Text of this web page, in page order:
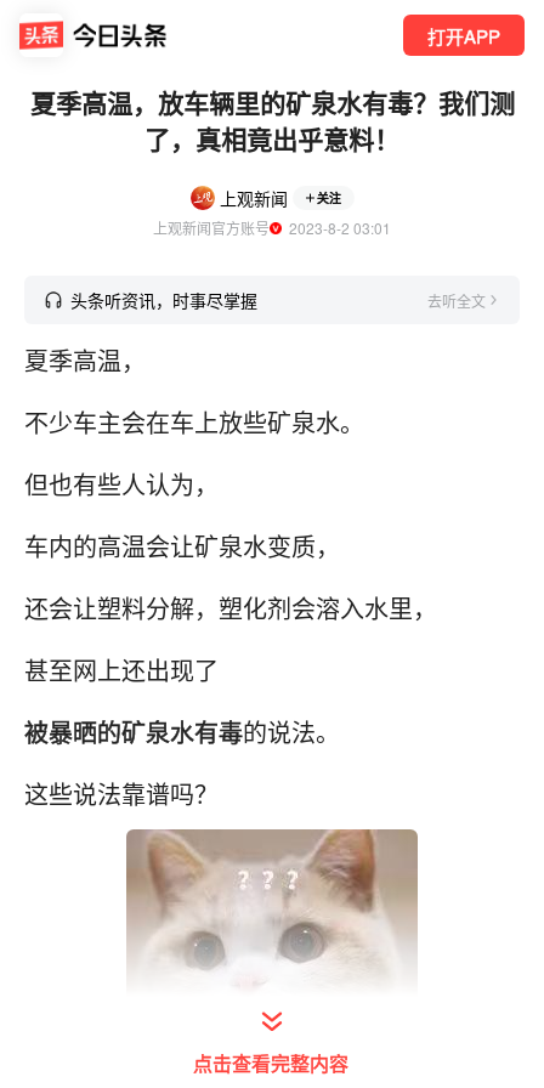
打开APP
夏季高温，放车辆里的矿泉水有毒？我们测
了，真相竟出乎意料！
上观新闻 关注
上观新闻官方账号
  2023-8-2 03:01
头条听资讯，时事尽掌握 去听全文
夏季高温，
不少车主会在车上放些矿泉水。
但也有些人认为，
车内的高温会让矿泉水变质，
还会让塑料分解，塑化剂会溶入水里，
甚至网上还出现了
被暴晒的矿泉水有毒的说法。
这些说法靠谱吗？
点击查看完整内容